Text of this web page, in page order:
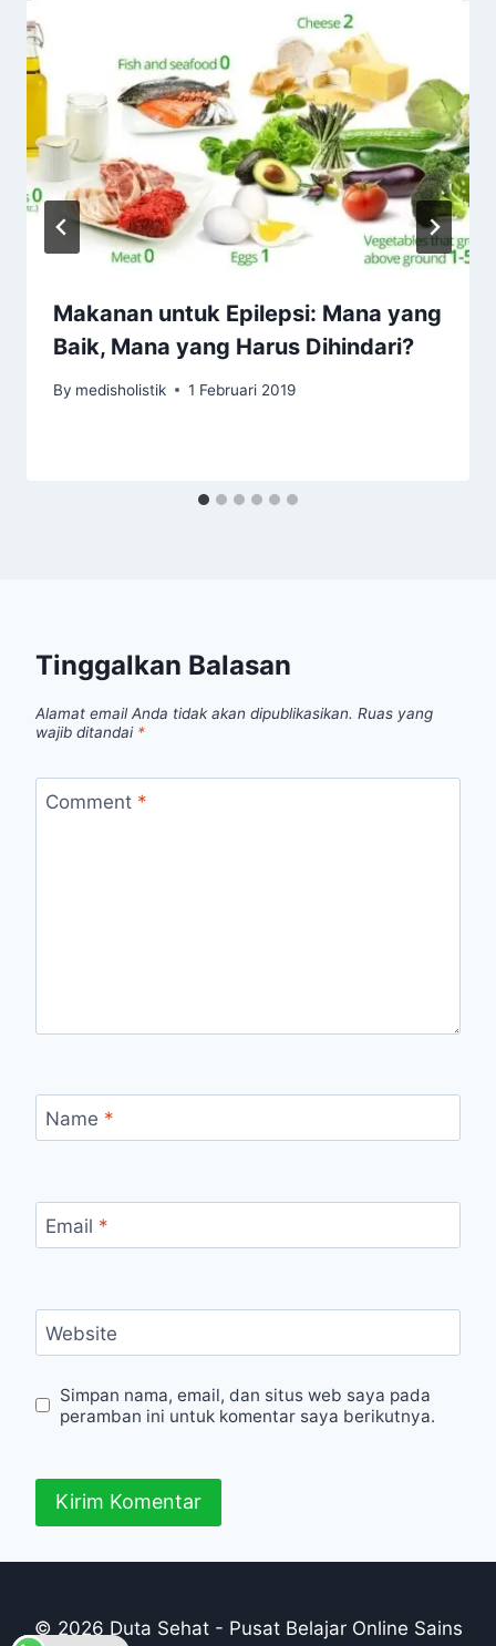
Makanan untuk Epilepsi: Mana yang
Baik, Mana yang Harus Dihindari?
By medisholistik 1 Februari 2019
Tinggalkan Balasan
Alamat email Anda tidak akan dipublikasikan. Ruas yang
wajib ditandai *
Comment *
Name *
Email *
Website
Simpan nama, email, dan situs web saya pada
peramban ini untuk komentar saya berikutnya.
© 2026 Duta Sehat - Pusat Belajar Online Sains